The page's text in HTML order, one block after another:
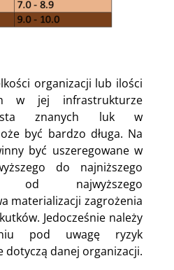
organizacji lub ilości
w jej infrastrukturze
lista znanych luk w
być bardzo długa. Na
być uszeregowane w
do najniższego
najwyższego
materializacji zagrożenia
Jedocześnie należy
pod uwagę ryzyk
dotyczą danej organizacji.